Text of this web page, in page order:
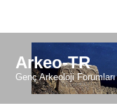
Arkeo-TR
Genç Arkeoloji Forumları